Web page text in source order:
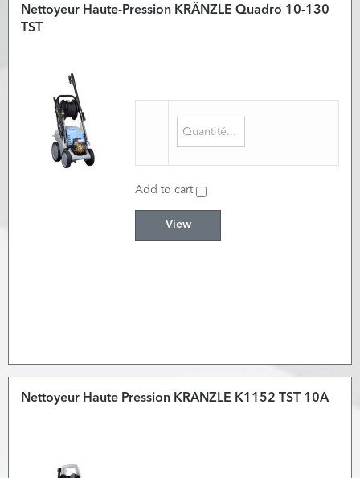
Nettoyeur Haute-Pression KRÄNZLE Quadro 10-130
TST
Add to cart
View
Nettoyeur Haute Pression KRANZLE K1152 TST 10A